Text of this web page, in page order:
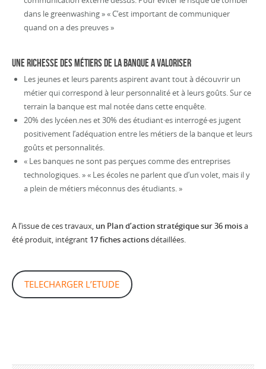
dans le greenwashing » « C’est important de communiquer
quand on a des preuves »
UNE RICHESSE DES MÉTIERS DE LA BANQUE A VALORISER
Les jeunes et leurs parents aspirent avant tout à découvrir un
métier qui correspond à leur personnalité et à leurs goûts. Sur ce
terrain la banque est mal notée dans cette enquête.
20% des lycéen.nes et 30% des étudiant·es interrogé·es jugent
positivement l’adéquation entre les métiers de la banque et leurs
goûts et personnalités.
« Les banques ne sont pas perçues comme des entreprises
technologiques. » « Les écoles ne parlent que d’un volet, mais il y
a plein de métiers méconnus des étudiants. »
A l’issue de ces travaux, un Plan d’action stratégique sur 36 moisa
été produit, intégrant 17 fiches actionsdétaillées.
TELECHARGER L’ETUDE